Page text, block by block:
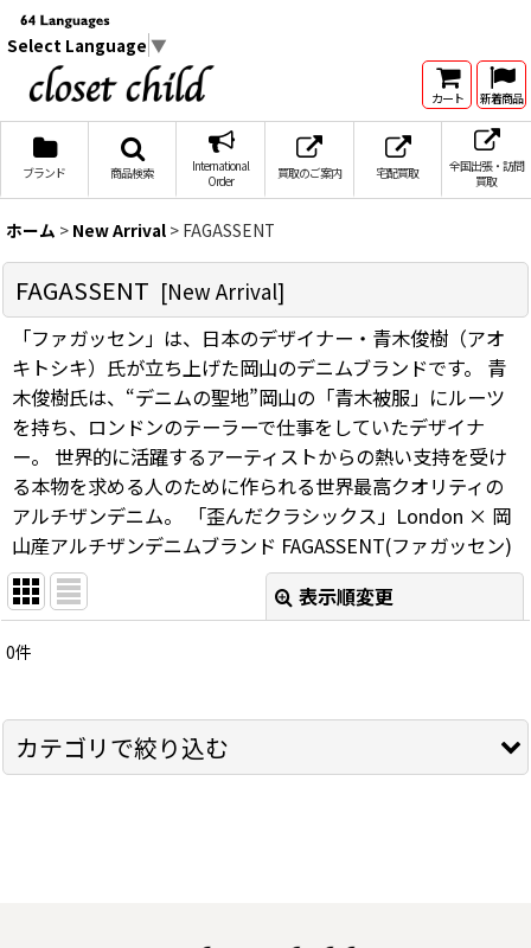
Select Language ▼
カート 新着商品
ブランド 商品検索
International
Order
買取のご案内 宅配買取
全国出張・訪問
買取
ホーム > New Arrival > FAGASSENT
FAGASSENT [New Arrival]
「ファガッセン」は、日本のデザイナー・青木俊樹（アオ
キトシキ）氏が立ち上げた岡山のデニムブランドです。 青
木俊樹氏は、“デニムの聖地”岡山の「青木被服」にルーツ
を持ち、ロンドンのテーラーで仕事をしていたデザイナ
ー。 世界的に活躍するアーティストからの熱い支持を受け
る本物を求める人のために作られる世界最高クオリティの
アルチザンデニム。 「歪んだクラシックス」London × 岡
山産アルチザンデニムブランド FAGASSENT(ファガッセン)
表示順変更
サブカテゴリ
表示数:
0件
カテゴリで絞り込む